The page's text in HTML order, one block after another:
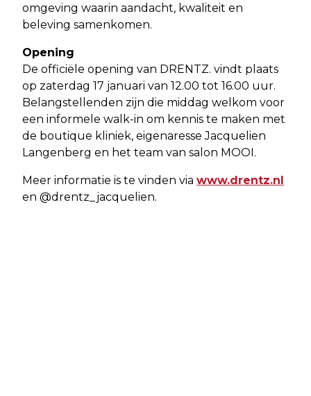
omgeving waarin aandacht, kwaliteit en
beleving samenkomen.
Opening
De officiële opening van DRENTZ. vindt plaats
op zaterdag 17 januari van 12.00 tot 16.00 uur.
Belangstellenden zijn die middag welkom voor
een informele walk-in om kennis te maken met
de boutique kliniek, eigenaresse Jacquelien
Langenberg en het team van salon MOOI.
Meer informatie is te vinden via www.drentz.nl
en @drentz_jacquelien.